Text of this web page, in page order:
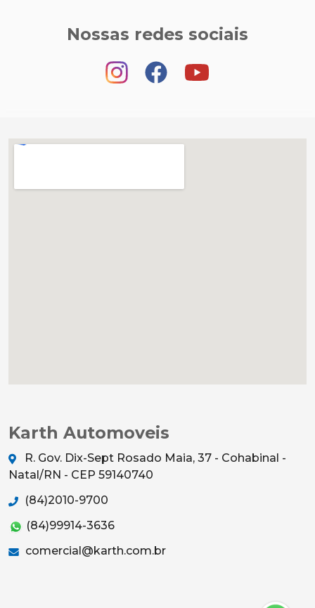
Nossas redes sociais
Karth Automoveis
R. Gov. Dix-Sept Rosado Maia, 37 - Cohabinal -
Natal/RN - CEP 59140740
(84)2010-9700
(84)99914-3636
comercial@karth.com.br